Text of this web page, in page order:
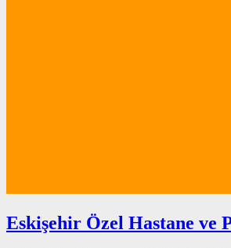
Eskişehir Özel Hastane